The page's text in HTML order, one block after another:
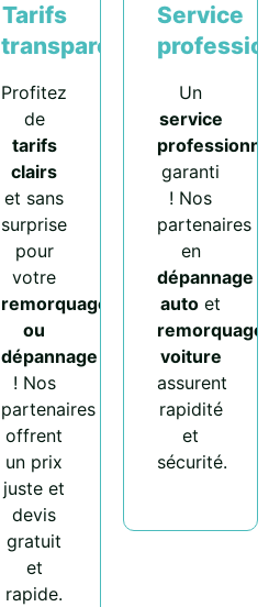
Tarifs
transparents
Profitez
de
tarifs
clairs
et sans
surprise
pour
votre
remorquage
ou
dépannage
! Nos
partenaires
offrent
un prix
juste et
devis
gratuit
et
rapide.
Service
Un
service
professionnel
garanti
! Nos
partenaires
en
dépannage
auto et
remorquage
voiture
assurent
rapidité
et
sécurité.